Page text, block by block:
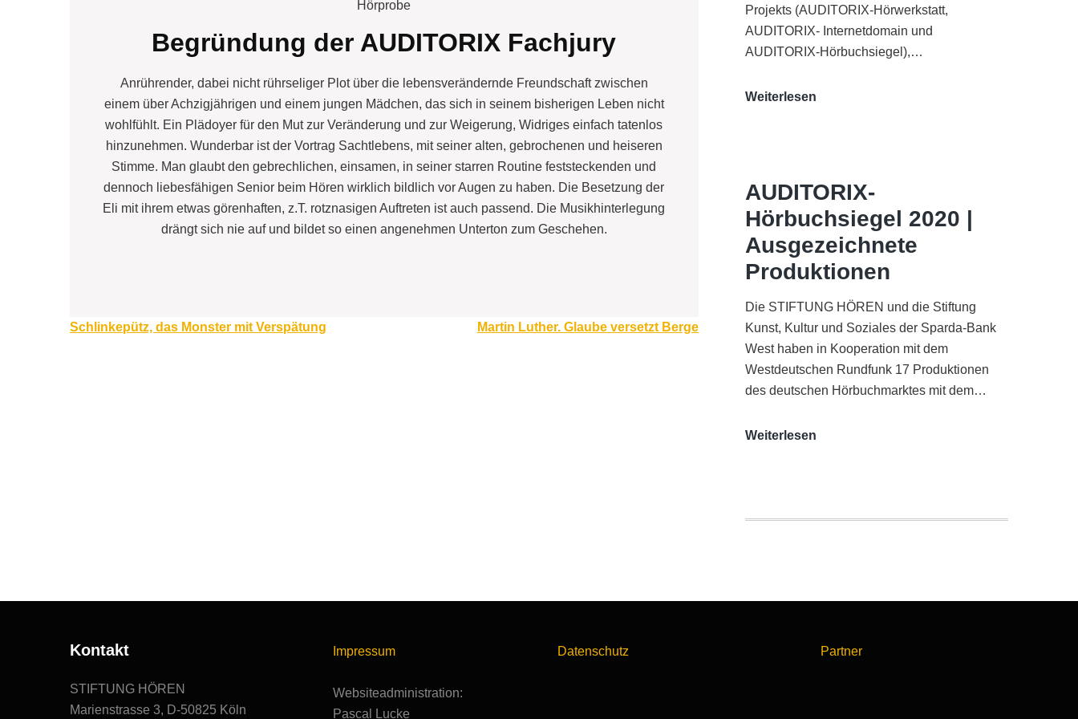
Hörprobe
Begründung der AUDITORIX Fachjury
Anrührender, dabei nicht rührseliger Plot über die lebensverändernde Freundschaft zwischen
einem über Achzigjährigen und einem jungen Mädchen, das sich in seinem bisherigen Leben nicht
wohlfühlt. Ein Plädoyer für den Mut zur Veränderung und zur Weigerung, Widriges einfach tatenlos
hinzunehmen. Wunderbar ist der Vortrag Sachtlebens, mit seiner alten, gebrochenen und heiseren
Stimme. Man glaubt den gebrechlichen, einsamen, in seiner starren Routine feststeckenden und
dennoch liebesfähigen Senior beim Hören wirklich bildlich vor Augen zu haben. Die Besetzung der
Eli mit ihrem etwas görenhaften, z.T. rotznasigen Auftreten ist auch passend. Die Musikhinterlegung
drängt sich nie auf und bildet so einen angenehmen Unterton zum Geschehen.
Beitragsnavigation
Schlinkepütz, das Monster mit Verspätung Martin Luther. Glaube versetzt Berge
Projekts (AUDITORIX-Hörwerkstatt,
AUDITORIX- Internetdomain und
AUDITORIX-Hörbuchsiegel),…
Weiterlesen
Funkhaus
Köln
AUDITORIX-
Hörbuchsiegel 2020 |
Ausgezeichnete
Produktionen
Die STIFTUNG HÖREN und die Stiftung
Kunst, Kultur und Soziales der Sparda-Bank
West haben in Kooperation mit dem
Westdeutschen Rundfunk 17 Produktionen
des deutschen Hörbuchmarktes mit dem…
Weiterlesen
Ausgezeichnete
Kontakt
STIFTUNG HÖREN
Marienstrasse 3, D-50825 Köln
Impressum
Websiteadministration:
Pascal Lucke
Datenschutz Partner